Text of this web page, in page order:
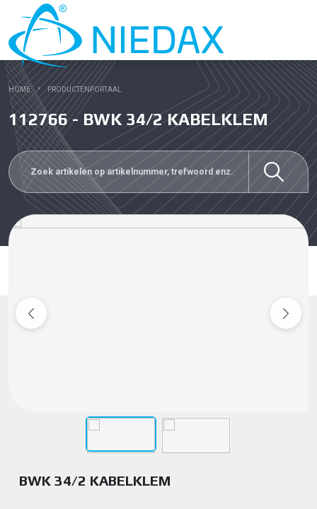
HOME PRODUCTENPORTAAL
112766 - BWK 34/2 KABELKLEM
BWK 34/2 KABELKLEM